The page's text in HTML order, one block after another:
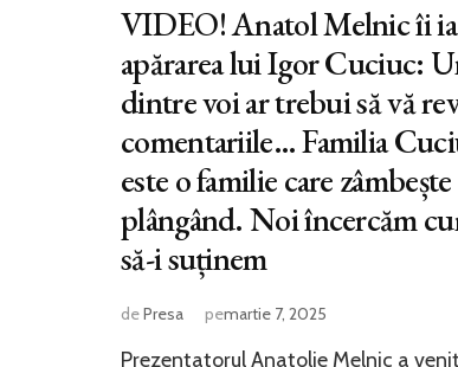
VIDEO! Anatol Melnic îi ia
apărarea lui Igor Cuciuc:
dintre voi ar trebui să vă
comentariile… Familia
este o familie care zâmbește
plângând. Noi încercăm
să-i suținem
dePresa pemartie 7, 2025
Prezentatorul Anatolie Melnic a